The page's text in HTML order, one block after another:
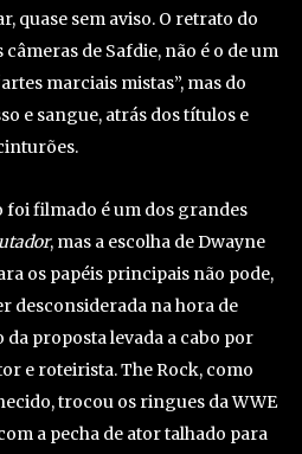
quase sem aviso. O retrato do
de Safdie, não é o de um
marciais mistas”, mas do
e sangue, atrás dos títulos e
foi filmado é um dos grandes
, mas a escolha de Dwayne
os papéis principais não pode,
desconsiderada na hora de
da proposta levada a cabo por
e roteirista. The Rock, como
trocou os ringues da WWE
a pecha de ator talhado para